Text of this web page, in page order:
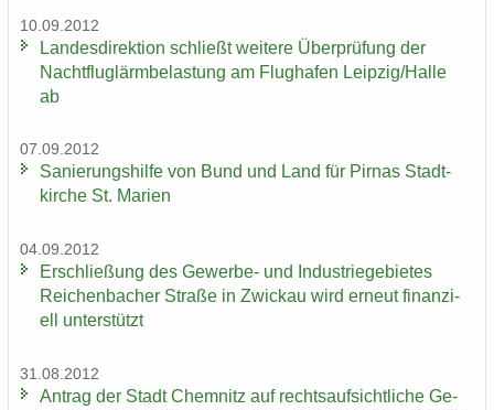
10.09.2012
Lan­des­di­rek­ti­on schließt wei­te­re Über­prü­fung der
Nacht­flug­lärm­be­las­tung am Flug­ha­fen Leip­zig/Halle
ab
07.09.2012
Sa­nie­rungs­hil­fe von Bund und Land für Pirnas Stadt­
kir­che St. Ma­ri­en
04.09.2012
Er­schlie­ßung des Gewerbe-​ und In­dus­trie­ge­bie­tes
Rei­chen­ba­cher Stra­ße in Zwi­ckau wird er­neut fi­nan­zi­
ell un­ter­stützt
31.08.2012
An­trag der Stadt Chem­nitz auf rechts­auf­sicht­li­che Ge­